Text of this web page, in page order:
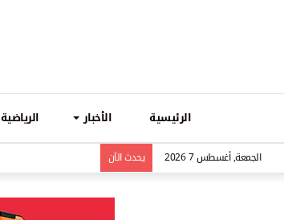
الرئيسية الأخبار الرياضية
الجمعة, أغسطس 7 2026 يحدث الاَن